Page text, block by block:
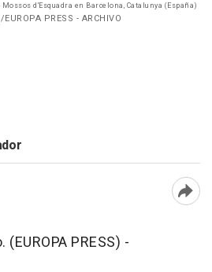
d'Esquadra en Barcelona, Catalunya (España)
PRESS - ARCHIVO
(EUROPA PRESS) -